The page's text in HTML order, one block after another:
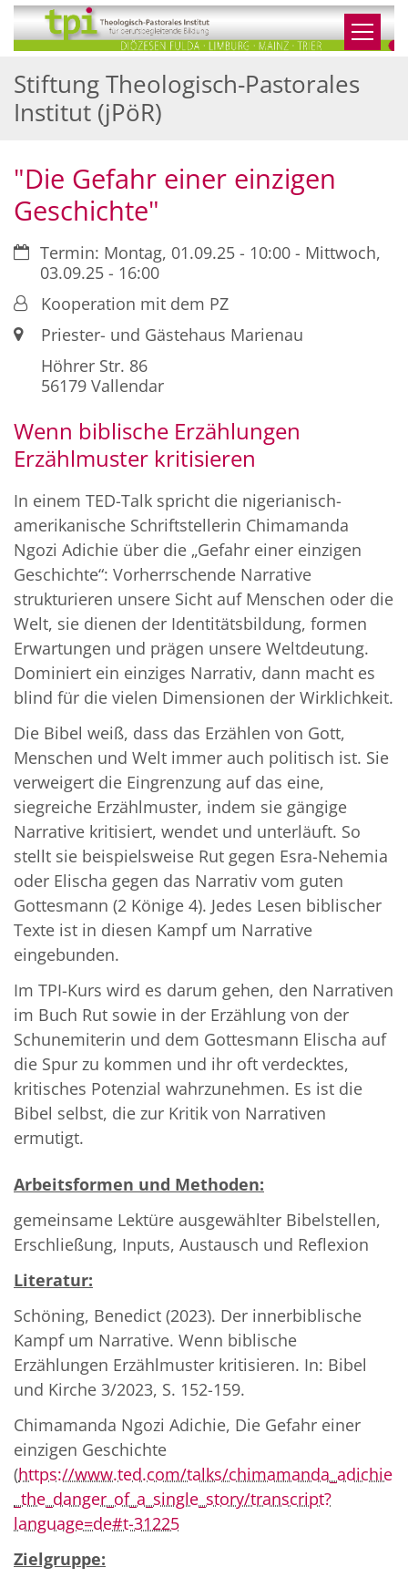
Zum Inhalt springen
Stiftung Theologisch-Pastorales
Institut (jPöR)
"Die Gefahr einer einzigen
Geschichte"
Datum:Termin: Montag, 01.09.25 - 10:00 - Mittwoch,
03.09.25 - 16:00
Von:Kooperation mit dem PZ
Ort: Priester- und Gästehaus Marienau
Höhrer Str. 86
56179 Vallendar
Wenn biblische Erzählungen
Erzählmuster kritisieren
In einem TED-Talk spricht die nigerianisch-
amerikanische Schriftstellerin Chimamanda
Ngozi Adichie über die „Gefahr einer einzigen
Geschichte“: Vorherrschende Narrative
strukturieren unsere Sicht auf Menschen oder die
Welt, sie dienen der Identitätsbildung, formen
Erwartungen und prägen unsere Weltdeutung.
Dominiert ein einziges Narrativ, dann macht es
blind für die vielen Dimensionen der Wirklichkeit.
Die Bibel weiß, dass das Erzählen von Gott,
Menschen und Welt immer auch politisch ist. Sie
verweigert die Eingrenzung auf das eine,
siegreiche Erzählmuster, indem sie gängige
Narrative kritisiert, wendet und unterläuft. So
stellt sie beispielsweise Rut gegen Esra-Nehemia
oder Elischa gegen das Narrativ vom guten
Gottesmann (2 Könige 4). Jedes Lesen biblischer
Texte ist in diesen Kampf um Narrative
eingebunden.
Im TPI-Kurs wird es darum gehen, den Narrativen
im Buch Rut sowie in der Erzählung von der
Schunemiterin und dem Gottesmann Elischa auf
die Spur zu kommen und ihr oft verdecktes,
kritisches Potenzial wahrzunehmen. Es ist die
Bibel selbst, die zur Kritik von Narrativen
ermutigt.
Arbeitsformen und Methoden:
gemeinsame Lektüre ausgewählter Bibelstellen,
Erschließung, Inputs, Austausch und Reflexion
Literatur:
Schöning, Benedict (2023). Der innerbiblische
Kampf um Narrative. Wenn biblische
Erzählungen Erzählmuster kritisieren. In: Bibel
und Kirche 3/2023, S. 152-159.
Chimamanda Ngozi Adichie, Die Gefahr einer
einzigen Geschichte
(https://www.ted.com/talks/chimamanda_adichie
_the_danger_of_a_single_story/transcript?
language=de#t-31225
Zielgruppe: